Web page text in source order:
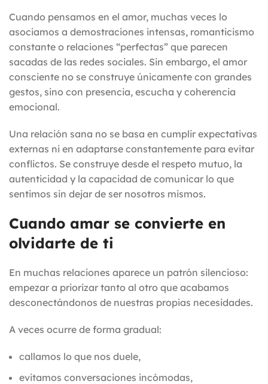
Cuando pensamos en el amor, muchas veces lo
asociamos a demostraciones intensas, romanticismo
constante o relaciones “perfectas” que parecen
sacadas de las redes sociales. Sin embargo, el amor
consciente no se construye únicamente con grandes
gestos, sino con presencia, escucha y coherencia
emocional.
Una relación sana no se basa en cumplir expectativas
externas ni en adaptarse constantemente para evitar
conflictos. Se construye desde el respeto mutuo, la
autenticidad y la capacidad de comunicar lo que
sentimos sin dejar de ser nosotros mismos.
Cuando amar se convierte en
olvidarte de ti
En muchas relaciones aparece un patrón silencioso:
empezar a priorizar tanto al otro que acabamos
desconectándonos de nuestras propias necesidades.
A veces ocurre de forma gradual:
callamos lo que nos duele,
evitamos conversaciones incómodas,